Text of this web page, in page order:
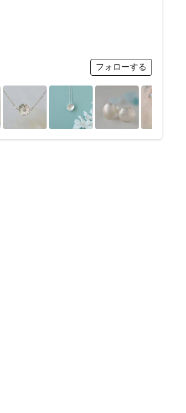
フォローする